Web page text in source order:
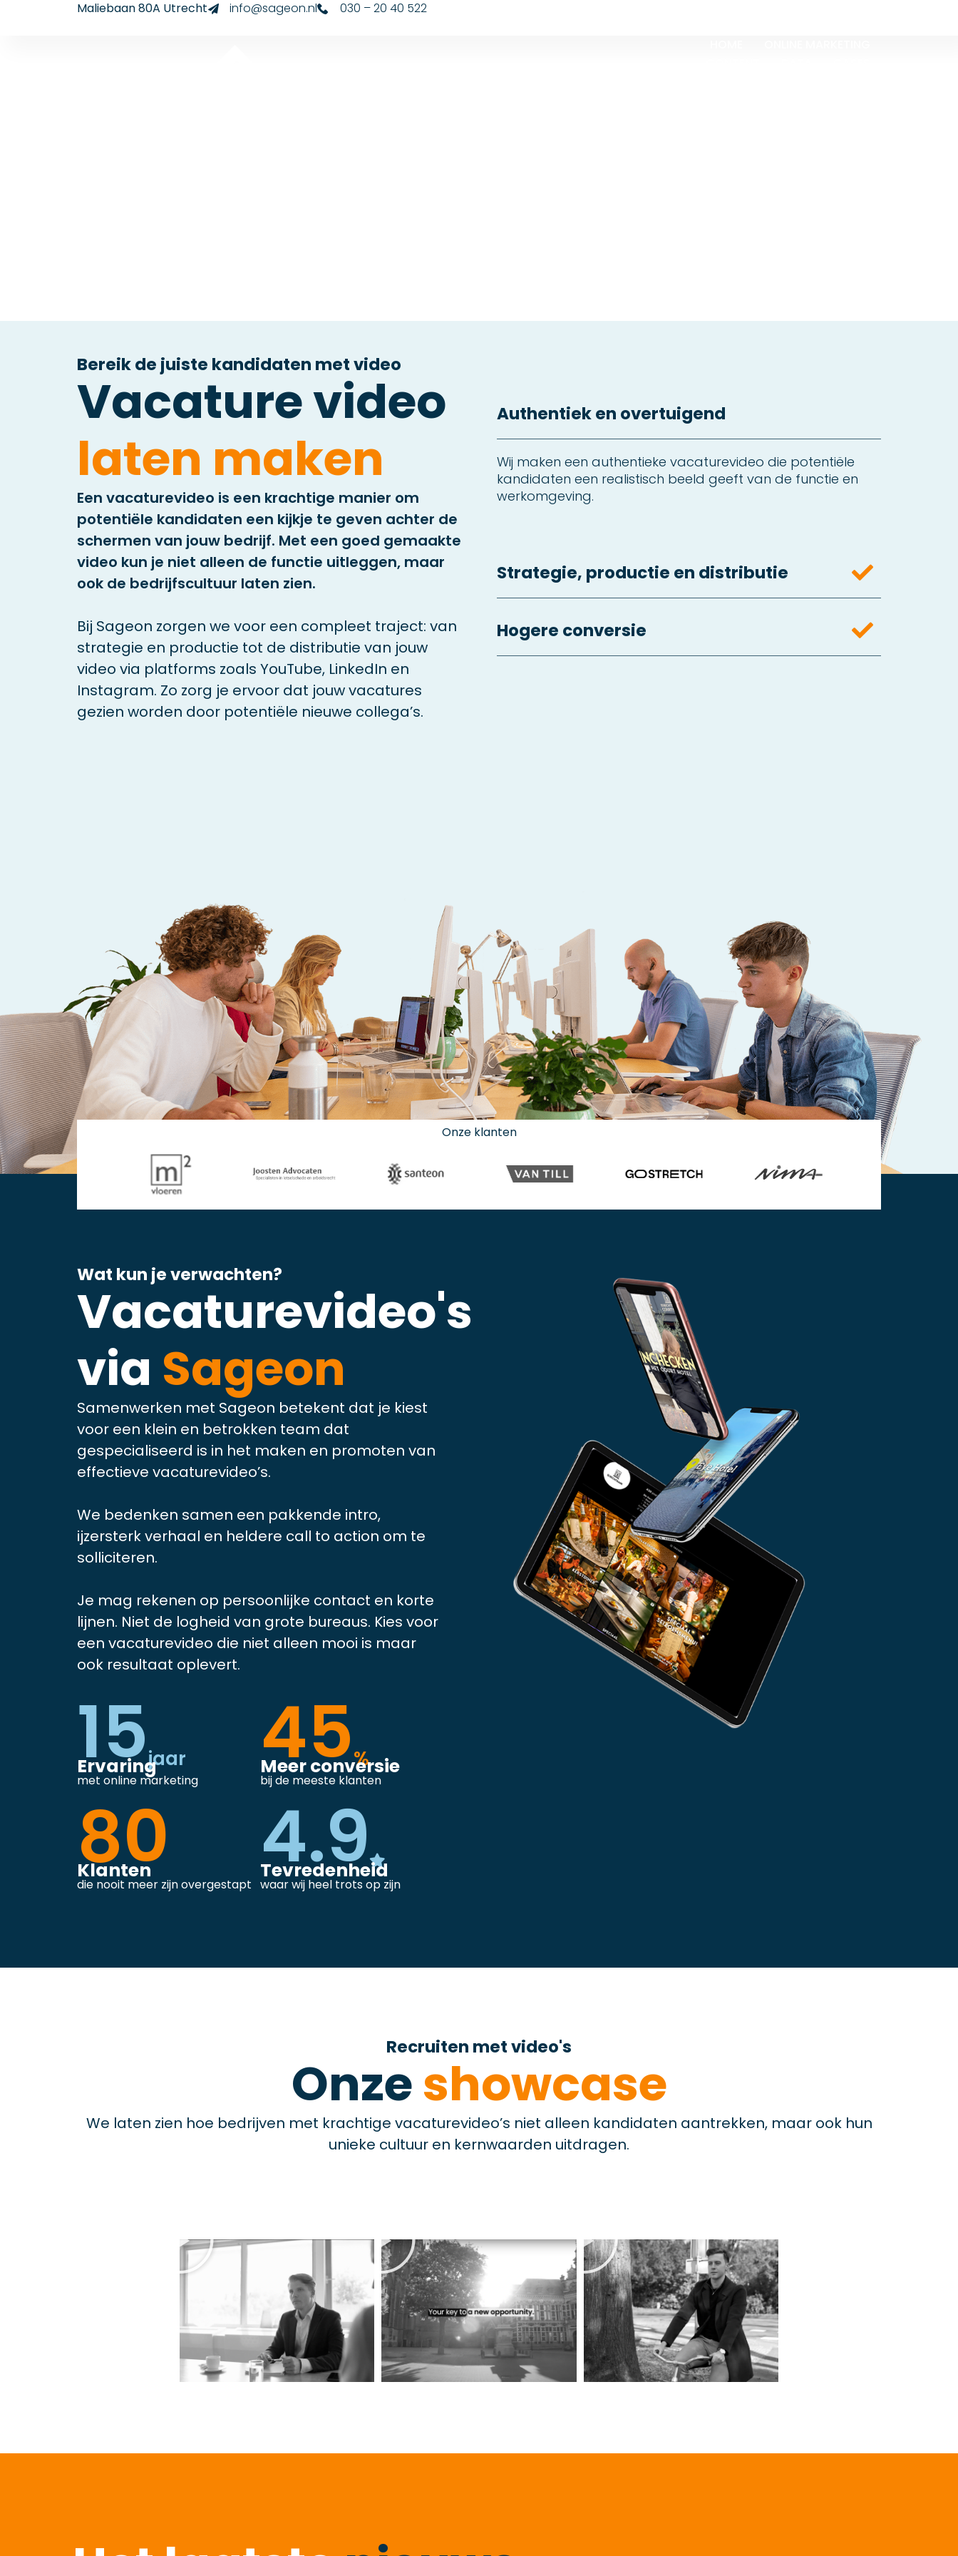
Maliebaan 80A Utrecht info@sageon.nl 030 – 20 40 522
Bereik de juiste kandidaten met video
Vacature video
laten maken
Een vacaturevideo is een krachtige manier om
potentiële kandidaten een kijkje te geven achter de
schermen van jouw bedrijf. Met een goed gemaakte
video kun je niet alleen de functie uitleggen, maar
ook de bedrijfscultuur laten zien.
Bij Sageon zorgen we voor een compleet traject: van
strategie en productie tot de distributie van jouw
video via platforms zoals YouTube, LinkedIn en
Instagram. Zo zorg je ervoor dat jouw vacatures
gezien worden door potentiële nieuwe collega’s.
Authentiek en overtuigend
Wij maken een authentieke vacaturevideo die potentiële
kandidaten een realistisch beeld geeft van de functie en
werkomgeving.
Strategie, productie en distributie
Hogere conversie
Onze klanten
Wat kun je verwachten?
Vacaturevideo's
via Sageon
Samenwerken met Sageon betekent dat je kiest
voor een klein en betrokken team dat
gespecialiseerd is in het maken en promoten van
effectieve vacaturevideo’s.
We bedenken samen een pakkende intro,
ijzersterk verhaal en heldere call to action om te
solliciteren.
Je mag rekenen op persoonlijke contact en korte
lijnen. Niet de logheid van grote bureaus. Kies voor
een vacaturevideo die niet alleen mooi is maar
ook resultaat oplevert.
15jaar 45%
Ervaring
met online marketing
Meer conversie
bij de meeste klanten
80 4.9
Klanten
die nooit meer zijn overgestapt
Tevredenheid
waar wij heel trots op zijn
Recruiten met video's
Onzeshowcase
We laten zien hoe bedrijven met krachtige vacaturevideo’s niet alleen kandidaten aantrekken, maar ook hun
unieke cultuur en kernwaarden uitdragen.